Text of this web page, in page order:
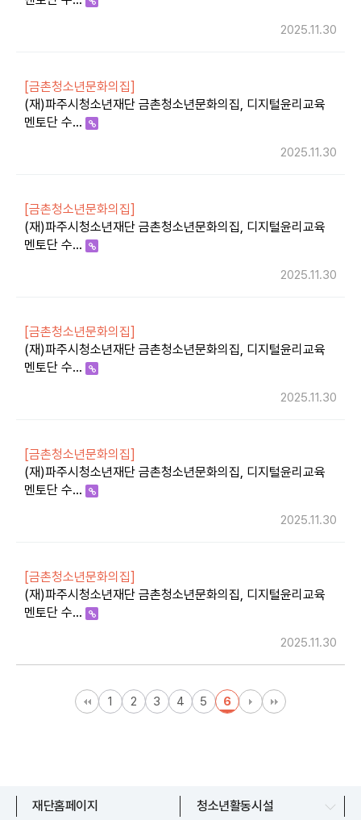
2025.11.30
[금촌청소년문화의집]
(재)파주시청소년재단 금촌청소년문화의집, 디지털윤리교육
멘토단 수…
2025.11.30
[금촌청소년문화의집]
(재)파주시청소년재단 금촌청소년문화의집, 디지털윤리교육
멘토단 수…
2025.11.30
[금촌청소년문화의집]
(재)파주시청소년재단 금촌청소년문화의집, 디지털윤리교육
멘토단 수…
2025.11.30
[금촌청소년문화의집]
(재)파주시청소년재단 금촌청소년문화의집, 디지털윤리교육
멘토단 수…
2025.11.30
[금촌청소년문화의집]
(재)파주시청소년재단 금촌청소년문화의집, 디지털윤리교육
멘토단 수…
2025.11.30
1 2 3 4 5 6
재단홈페이지 청소년활동시설
문산청소년센터